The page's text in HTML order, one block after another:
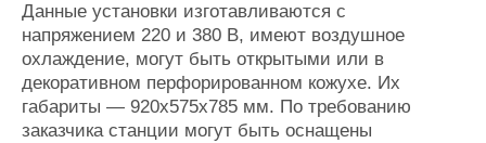
Конференции
Выставки и семинары
Личности
Словарь
Флот
Галерея флота
Форум
Отзывы
Все службы
Данные установки изготавливаются с
напряжением 220 и 380 В, имеют воздушное
охлаждение, могут быть открытыми или в
декоративном перфорированном кожухе. Их
габариты — 920х575х785 мм. По требованию
заказчика станции могут быть оснащены